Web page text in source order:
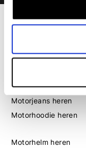
Heren
Motorjas heren
Motorpak heren
Motorjeans heren
Motorhoodie heren
Motorhelm heren